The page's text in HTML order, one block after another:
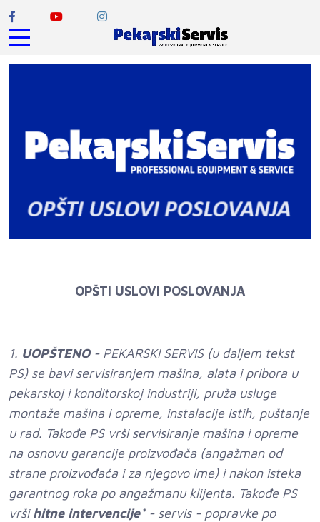
OPŠTI USLOVI POSLOVANJA
1. UOPŠTENO - PEKARSKI SERVIS (u daljem tekst
PS) se bavi servisiranjem mašina, alata i pribora u
pekarskoj i konditorskoj industriji, pruža usluge
montaže mašina i opreme, instalacije istih, puštanje
u rad. Takođe PS vrši servisiranje mašina i opreme
na osnovu garancije proizvođača (angažman od
strane proizvođača i za njegovo ime) i nakon isteka
garantnog roka po angažmanu klijenta. Takođe PS
vršihitne intervencije*- servis - popravke po